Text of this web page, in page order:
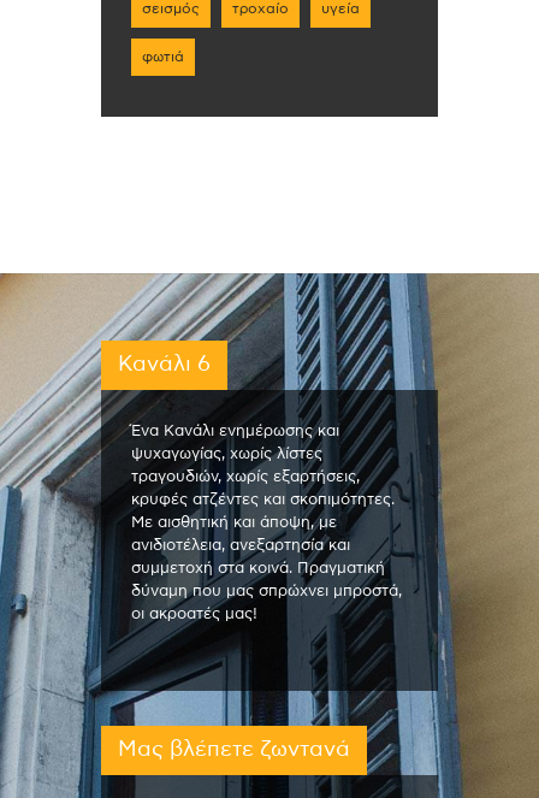
σεισμός τροχαίο υγεία
φωτιά
Κανάλι 6
Ένα Κανάλι ενημέρωσης και
ψυχαγωγίας, χωρίς λίστες
τραγουδιών, χωρίς εξαρτήσεις,
κρυφές ατζέντες και σκοπιμότητες.
Με αισθητική και άποψη, με
ανιδιοτέλεια, ανεξαρτησία και
συμμετοχή στα κοινά. Πραγματική
δύναμη που μας σπρώχνει μπροστά,
οι ακροατές μας!
Μας βλέπετε ζωντανά